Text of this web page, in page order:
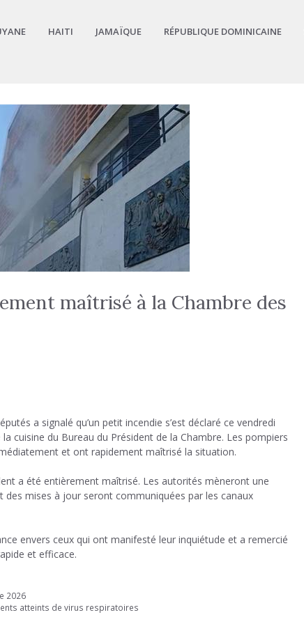
HAITI JAMAÏQUE RÉPUBLIQUE DOMINICAINE
maîtrisé à la Chambre des
a signalé qu’un petit incendie s’est déclaré ce vendredi
cuisine du Bureau du Président de la Chambre. Les pompiers
et ont rapidement maîtrisé la situation.
a été entièrement maîtrisé. Les autorités mèneront une
des mises à jour seront communiquées par les canaux
envers ceux qui ont manifesté leur inquiétude et a remercié
et efficace.
2026
atteints de virus respiratoires